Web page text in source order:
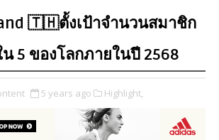
🇹🇭ตั้งเป้าจำนวนสมาชิก
น 5 ของโลกภายในปี 2568
5 years ago Highlight,